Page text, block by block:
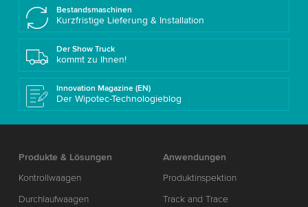
Bestandsmaschinen
Kurzfristige Lieferung & Installation
Der Show Truck
kommt zu Ihnen!
Innovation Magazine (EN)
Der Wipotec-Technologieblog
Produkte & Lösungen
Kontrollwaagen
Durchlaufwaagen
Anwendungen
Produktinspektion
Track and Trace